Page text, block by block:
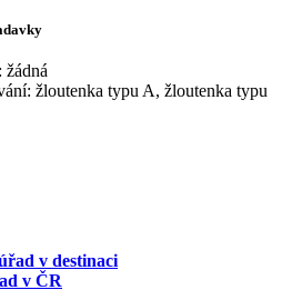
žloutenka typu A, žloutenka typu
v destinaci
v ČR